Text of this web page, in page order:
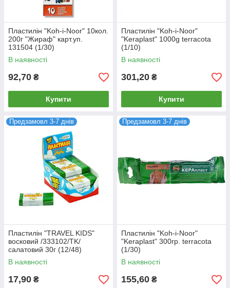
Пластилін "Koh-i-Noor" 10кол.
200г "Жираф" карт.уп.
131504 (1/30)
В наявності
92,70 ₴
Купити
Пластилін "Koh-i-Noor"
"Keraplast" 1000g terracota
(1/10)
В наявності
301,20 ₴
Купити
Предзамовл 3-7 днів
Пластилін "TRAVEL KIDS"
восковий /333102/TK/
салатовий 30г (12/48)
В наявності
17,90 ₴
Предзамовл 3-7 днів
Пластилін "Koh-i-Noor"
"Keraplast" 300гр. terracota
(1/30)
В наявності
155,60 ₴